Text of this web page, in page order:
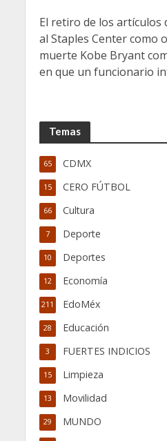
El retiro de los artículos
al Staples Center como
muerte Kobe Bryant
en que un funcionario
Temas
CDMX
65
CERO FÚTBOL
15
Cultura
66
Deporte
7
Deportes
10
Economía
12
EdoMéx
211
Educación
28
FUERTES INDICIOS
3
Limpieza
15
Movilidad
13
MUNDO
29